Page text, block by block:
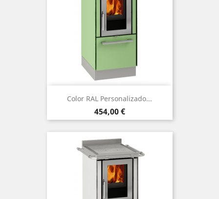
Color RAL Personalizado...
Precio
454,00 €